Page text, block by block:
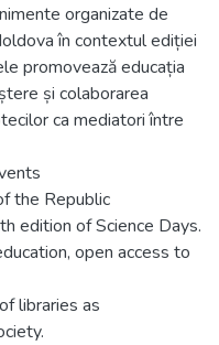
organizate de
în contextul ediției
promovează educația
și colaborarea
ca mediatori între
the Republic
edition of Science Days.
open access to
libraries as